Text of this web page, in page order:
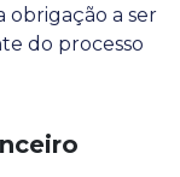
obrigação a ser
do processo